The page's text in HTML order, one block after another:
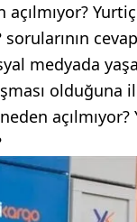
medyada
olduğuna